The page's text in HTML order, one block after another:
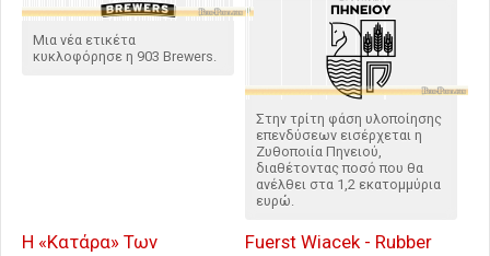
Μια νέα ετικέτα
κυκλοφόρησε η 903 Brewers.
Στην τρίτη φάση υλοποίησης
επενδύσεων εισέρχεται η
Ζυθοποιία Πηνειού,
διαθέτοντας ποσό που θα
ανέλθει στα 1,2 εκατομμύρια
ευρώ.
Η «Κατάρα» Των
Fuerst Wiacek - Rubber